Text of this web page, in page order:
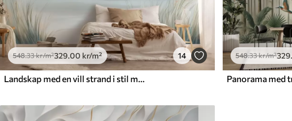
548.33kr/m²329 .00 kr/m² 14
Landskap med en vill strand i stil med oljemaleri
548.33kr/m²329